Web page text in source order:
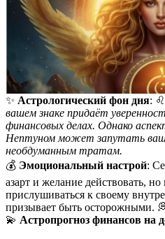
✨ Астрологический фон дня:
вашем знаке придаёт
финансовых делах. Однако
Нептуном может запутать
необдуманным тратам.
💰 Эмоциональный настрой:
азарт и желание действовать, но
прислушиваться к своему
призывает быть осторожными.
💫 Астропрогноз финансов на